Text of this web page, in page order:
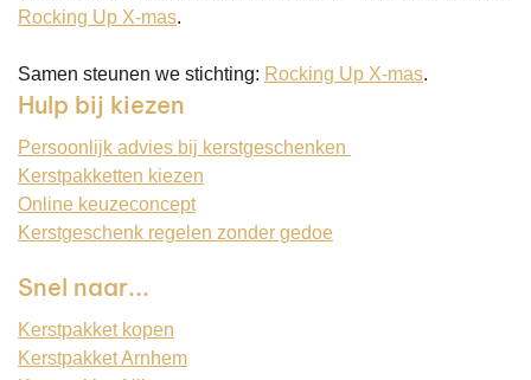
Rocking Up X-mas.
Samen steunen we stichting: Rocking Up X-mas.
Hulp bij kiezen
Persoonlijk advies bij kerstgeschenken
Kerstpakketten kiezen
Online keuzeconcept
Kerstgeschenk regelen zonder gedoe
Snel naar...
Kerstpakket kopen
Kerstpakket Arnhem